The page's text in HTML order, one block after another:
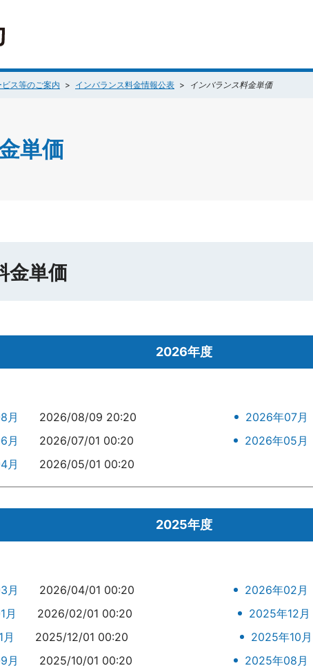
ス等のご案内 インバランス料金情報公表 インバランス料金単価
単価
金単価
2026年度
月 2026/08/09 20:20 2026年07月
月
2026/07/01 00:20 2026年05月
月
2026/05/01 00:20
2025年度
月 2026/04/01 00:20 2026年02月
月
2026/02/01 00:20 2025年12月
2025/12/01 00:20 2025年10月
月
2025/10/01 00:20 2025年08月